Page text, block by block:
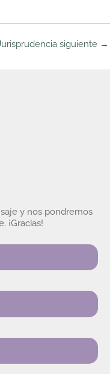
siguiente →
y nos pondremos
¡Gracias!